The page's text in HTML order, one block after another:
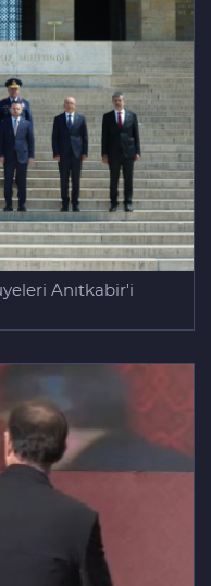
Anıtkabir'i